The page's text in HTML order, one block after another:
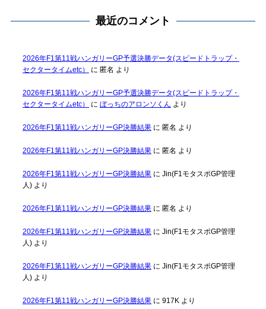
最近のコメント
2026年F1第11戦ハンガリーGP予選決勝データ(スピードトラップ・
セクタータイムetc）
に 匿名 より
2026年F1第11戦ハンガリーGP予選決勝データ(スピードトラップ・
セクタータイムetc）
に ぼっちのアロンソくん より
2026年F1第11戦ハンガリーGP決勝結果に 匿名 より
2026年F1第11戦ハンガリーGP決勝結果に 匿名 より
2026年F1第11戦ハンガリーGP決勝結果に Jin(F1モタスポGP管理
人)より
2026年F1第11戦ハンガリーGP決勝結果に 匿名 より
2026年F1第11戦ハンガリーGP決勝結果に Jin(F1モタスポGP管理
人)より
2026年F1第11戦ハンガリーGP決勝結果に Jin(F1モタスポGP管理
人)より
2026年F1第11戦ハンガリーGP決勝結果に 917Kより